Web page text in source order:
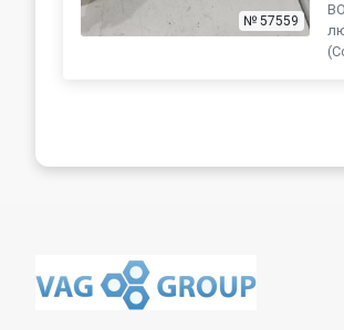
№ 57559